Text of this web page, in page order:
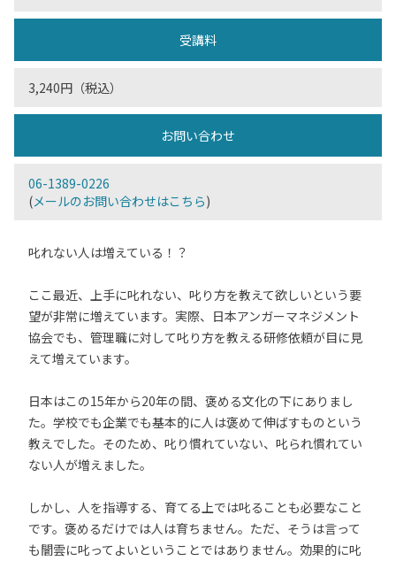
受講料
3,240円（税込）
お問い合わせ
06-1389-0226
(メールのお問い合わせはこちら)
叱れない人は増えている！？
ここ最近、上手に叱れない、叱り方を教えて欲しいという要
望が非常に増えています。実際、日本アンガーマネジメント
協会でも、管理職に対して叱り方を教える研修依頼が目に見
えて増えています。
日本はこの15年から20年の間、褒める文化の下にありまし
た。学校でも企業でも基本的に人は褒めて伸ばすものという
教えでした。そのため、叱り慣れていない、叱られ慣れてい
ない人が増えました。
しかし、人を指導する、育てる上では叱ることも必要なこと
です。褒めるだけでは人は育ちません。ただ、そうは言って
も闇雲に叱ってよいということではありません。効果的に叱